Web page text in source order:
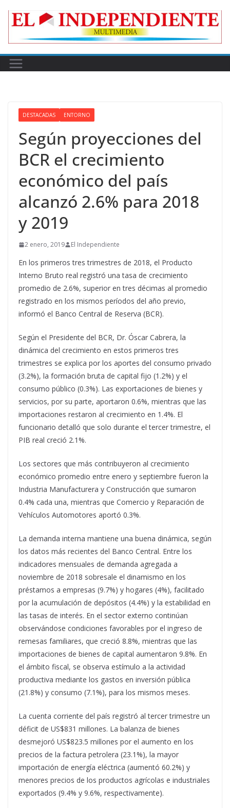
DESTACADAS ENTORNO
Según proyecciones del
BCR el crecimiento
económico del país
alcanzó 2.6% para 2018
y 2019
2 enero, 2019 El Independiente
En los primeros tres trimestres de 2018, el Producto
Interno Bruto real registró una tasa de crecimiento
promedio de 2.6%, superior en tres décimas al promedio
registrado en los mismos períodos del año previo,
informó el Banco Central de Reserva (BCR).
Según el Presidente del BCR, Dr. Óscar Cabrera, la
dinámica del crecimiento en estos primeros tres
trimestres se explica por los aportes del consumo privado
(3.2%), la formación bruta de capital fijo (1.2%) y el
consumo público (0.3%). Las exportaciones de bienes y
servicios, por su parte, aportaron 0.6%, mientras que las
importaciones restaron al crecimiento en 1.4%. El
funcionario detalló que solo durante el tercer trimestre, el
PIB real creció 2.1%.
Los sectores que más contribuyeron al crecimiento
económico promedio entre enero y septiembre fueron la
Industria Manufacturera y Construcción que sumaron
0.4% cada una, mientras que Comercio y Reparación de
Vehículos Automotores aportó 0.3%.
La demanda interna mantiene una buena dinámica, según
los datos más recientes del Banco Central. Entre los
indicadores mensuales de demanda agregada a
noviembre de 2018 sobresale el dinamismo en los
préstamos a empresas (9.7%) y hogares (4%), facilitado
por la acumulación de depósitos (4.4%) y la estabilidad en
las tasas de interés. En el sector externo continúan
observándose condiciones favorables por el ingreso de
remesas familiares, que creció 8.8%, mientras que las
importaciones de bienes de capital aumentaron 9.8%. En
el ámbito fiscal, se observa estímulo a la actividad
productiva mediante los gastos en inversión pública
(21.8%) y consumo (7.1%), para los mismos meses.
La cuenta corriente del país registró al tercer trimestre un
déficit de US$831 millones. La balanza de bienes
desmejoró US$823.5 millones por el aumento en los
precios de la factura petrolera (23.1%), la mayor
importación de energía eléctrica (aumentó 60.2%) y
menores precios de los productos agrícolas e industriales
exportados (9.4% y 9.6%, respectivamente).